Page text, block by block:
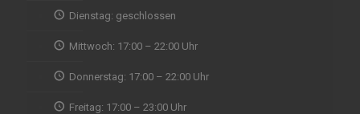
Dienstag: geschlossen
Mittwoch: 17:00 – 22:00 Uhr
Donnerstag: 17:00 – 22:00 Uhr
Freitag: 17:00 – 23:00 Uhr